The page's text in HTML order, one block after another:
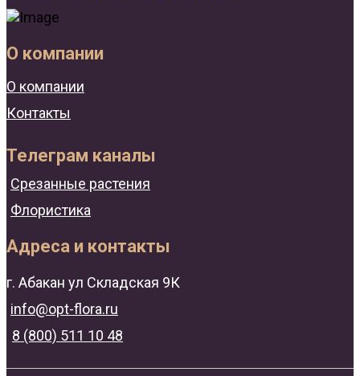
О компании
О компании
Контакты
Телеграм каналы
Срезанные растения
Флористика
Адреса и контакты
г. Абакан ул Складская 9К
info@opt-flora.ru
8 (800) 511 10 48